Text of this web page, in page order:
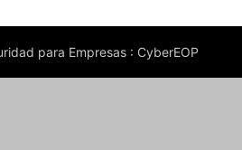
para Empresas : CyberEOP